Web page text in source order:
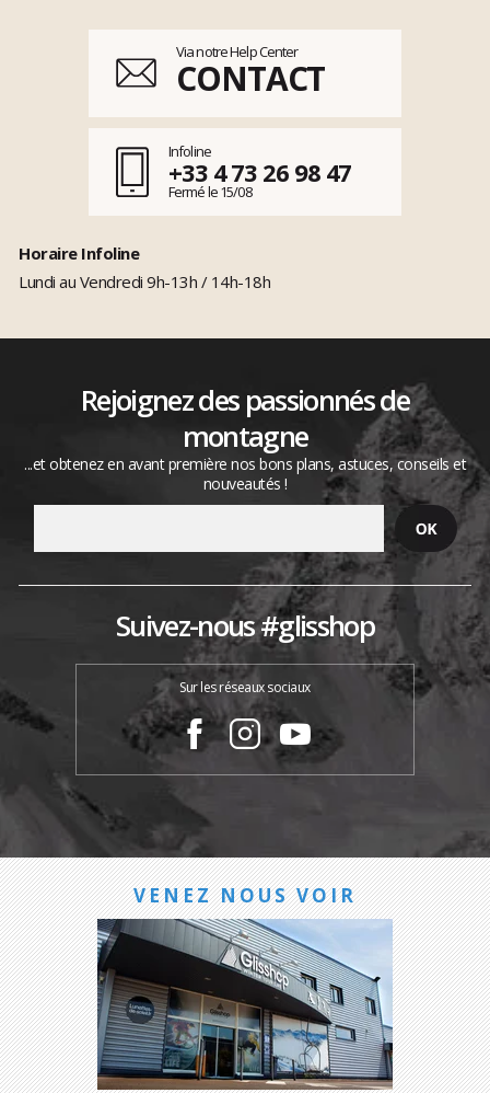
Via notre Help Center
CONTACT
Infoline
+33 4 73 26 98 47
Fermé le 15/08
Horaire Infoline
Lundi au Vendredi 9h-13h / 14h-18h
Rejoignez des passionnés de
montagne
...et obtenez en avant première nos bons plans, astuces, conseils et
nouveautés !
Suivez-nous #glisshop
Sur les réseaux sociaux
VENEZ NOUS VOIR